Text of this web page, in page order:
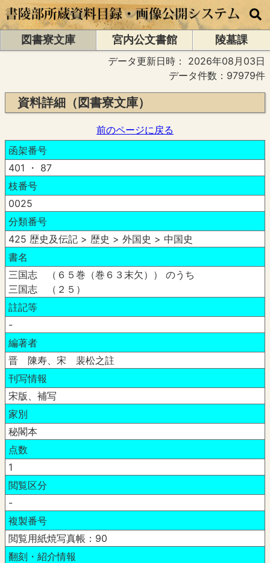
図書寮文庫 宮内公文書館
陵墓課
データ更新日時： 2026年08月03日
データ件数：97979件
資料詳細（図書寮文庫）
前のページに戻る
函架番号
401 ・ 87
枝番号
0025
分類番号
425 歴史及伝記 > 歴史 > 外国史 > 中国史
書名
三国志 （６５巻（巻６３末欠）） のうち
三国志 （２５）
註記等
-
編著者
晋 陳寿、宋 裴松之註
刊写情報
宋版、補写
家別
秘閣本
点数
1
閲覧区分
-
複製番号
閲覧用紙焼写真帳：90
翻刻・紹介情報